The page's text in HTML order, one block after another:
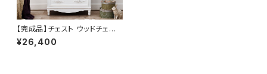
【完成品】チェスト ウッドチェスト
ワイドチェスト タンス たんす 幅
65 奥行33 高さ80
¥26,400